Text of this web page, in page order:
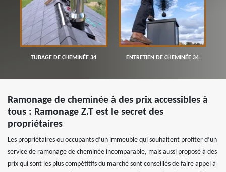
TUBAGE DE CHEMINÉE 34 ENTRETIEN DE CHEMINÉE 34
Ramonage de cheminée à des prix accessibles à
tous : Ramonage Z.T est le secret des
propriétaires
Les propriétaires ou occupants d’un immeuble qui souhaitent profiter d’un
service de ramonage de cheminée incomparable, mais aussi proposé à des
prix qui sont les plus compétitifs du marché sont conseillés de faire appel à